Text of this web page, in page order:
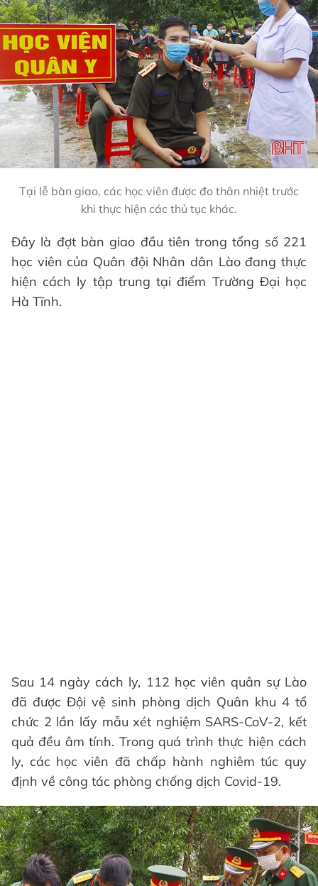
Tại lễ bàn giao, các học viên được đo thân nhiệt trước
khi thực hiện các thủ tục khác.
Đây là đợt bàn giao đầu tiên trong tổng số 221
học viên của Quân đội Nhân dân Lào đang thực
hiện cách ly tập trung tại điểm Trường Đại học
Hà Tĩnh.
Sau 14 ngày cách ly, 112 học viên quân sự Lào
đã được Đội vệ sinh phòng dịch Quân khu 4 tổ
chức 2 lần lấy mẫu xét nghiệm SARS-CoV-2, kết
quả đều âm tính. Trong quá trình thực hiện cách
ly, các học viên đã chấp hành nghiêm túc quy
định về công tác phòng chống dịch Covid-19.